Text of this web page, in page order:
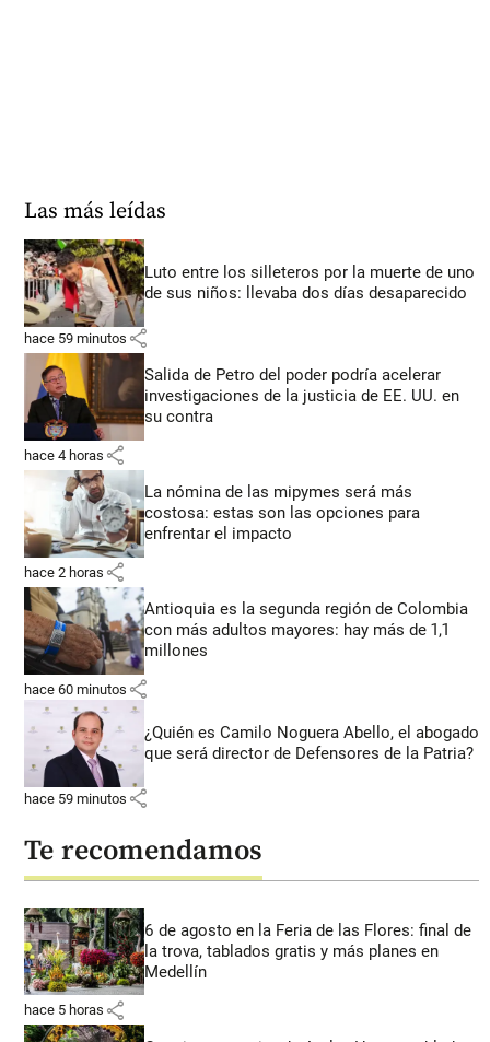
Las más leídas
Luto entre los silleteros por la muerte de uno
de sus niños: llevaba dos días desaparecido
hace 59 minutos share
Salida de Petro del poder podría acelerar
investigaciones de la justicia de EE. UU. en
su contra
hace 4 horas share
La nómina de las mipymes será más
costosa: estas son las opciones para
enfrentar el impacto
hace 2 horas share
Antioquia es la segunda región de Colombia
con más adultos mayores: hay más de 1,1
millones
hace 60 minutos share
¿Quién es Camilo Noguera Abello, el abogado
que será director de Defensores de la Patria?
hace 59 minutos share
Te recomendamos
6 de agosto en la Feria de las Flores: final de
la trova, tablados gratis y más planes en
Medellín
hace 5 horas share